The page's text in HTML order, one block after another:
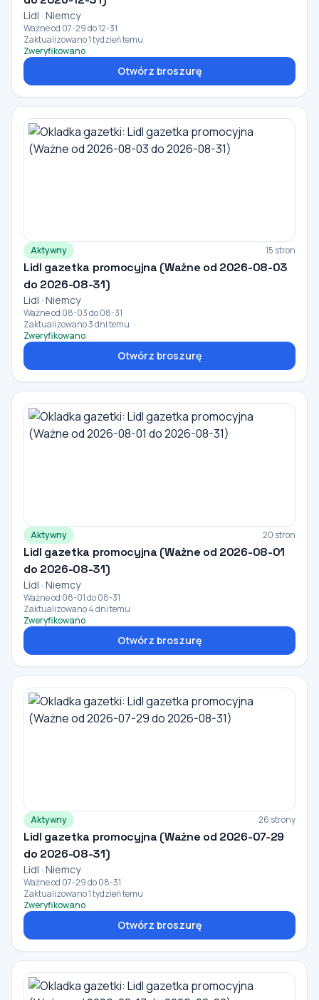
Lidl · Niemcy
Ważne od 07-29 do 12-31
Zaktualizowano 1 tydzień temu
Zweryfikowano
Otwórz broszurę
Aktywny 15 stron
Lidl gazetka promocyjna (Ważne od 2026-08-03
do 2026-08-31)
Lidl · Niemcy
Ważne od 08-03 do 08-31
Zaktualizowano 3 dni temu
Zweryfikowano
Otwórz broszurę
Aktywny 20 stron
Lidl gazetka promocyjna (Ważne od 2026-08-01
do 2026-08-31)
Lidl · Niemcy
Ważne od 08-01 do 08-31
Zaktualizowano 4 dni temu
Zweryfikowano
Otwórz broszurę
Aktywny 26 strony
Lidl gazetka promocyjna (Ważne od 2026-07-29
do 2026-08-31)
Lidl · Niemcy
Ważne od 07-29 do 08-31
Zaktualizowano 1 tydzień temu
Zweryfikowano
Otwórz broszurę